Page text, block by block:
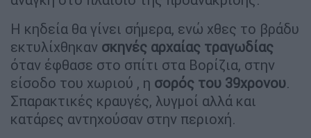
Η κηδεία θα γίνει σήμερα, ενώ χθες το βράδυ
εκτυλίχθηκαν σκηνές αρχαίας τραγωδίας
όταν έφθασε στο σπίτι στα Βορίζια, στην
είσοδο του χωριού , η σορός του 39χρονου.
Σπαρακτικές κραυγές, λυγμοί αλλά και
κατάρες αντηχούσαν στην περιοχή.